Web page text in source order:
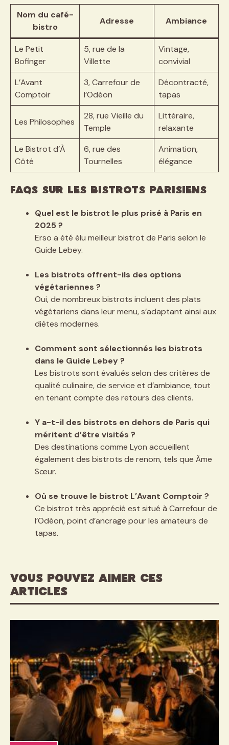
Nom du café-
bistro
Adresse Ambiance
Le Petit
Bofinger
5, rue de la
Villette
Vintage,
convivial
L’Avant
Comptoir
3, Carrefour de
l’Odéon
Décontracté,
tapas
Les Philosophes
28, rue Vieille du
Temple
Littéraire,
relaxante
Le Bistrot d’À
Côté
6, rue des
Tournelles
Animation,
élégance
FAQs sur les bistrots parisiens
Quel est le bistrot le plus prisé à Paris en
2025 ?
Erso a été élu meilleur bistrot de Paris selon le
Guide Lebey.
Les bistrots offrent-ils des options
végétariennes ?
Oui, de nombreux bistrots incluent des plats
végétariens dans leur menu, s’adaptant ainsi aux
diètes modernes.
Comment sont sélectionnés les bistrots
dans le Guide Lebey ?
Les bistrots sont évalués selon des critères de
qualité culinaire, de service et d’ambiance, tout
en tenant compte des retours des clients.
Y a-t-il des bistrots en dehors de Paris qui
méritent d’être visités ?
Des destinations comme Lyon accueillent
également des bistrots de renom, tels que Âme
Sœur.
Où se trouve le bistrot L’Avant Comptoir ?
Ce bistrot très apprécié est situé à Carrefour de
l’Odéon, point d’ancrage pour les amateurs de
tapas.
VOUS POUVEZ AIMER CES
ARTICLES